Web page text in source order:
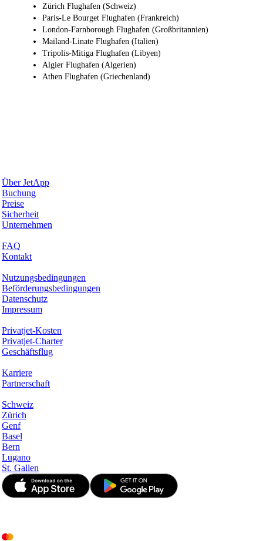
Zürich Flughafen (Schweiz)
Paris-Le Bourget Flughafen (Frankreich)
London-Farnborough Flughafen (Großbritannien)
Mailand-Linate Flughafen (Italien)
Tripolis-Mitiga Flughafen (Libyen)
Algier Flughafen (Algerien)
Athen Flughafen (Griechenland)
Über JetApp
Buchung
Preise
Sicherheit
Unternehmen
FAQ
Kontakt
Nutzungsbedingungen
Beförderungsbedingungen
Datenschutz
Impressum
Privatjet-Kosten
Privatjet-Charter
Geschäftsflug
Karriere
Partnerschaft
Schweiz
Zürich
Genf
Basel
Bern
Lugano
St. Gallen